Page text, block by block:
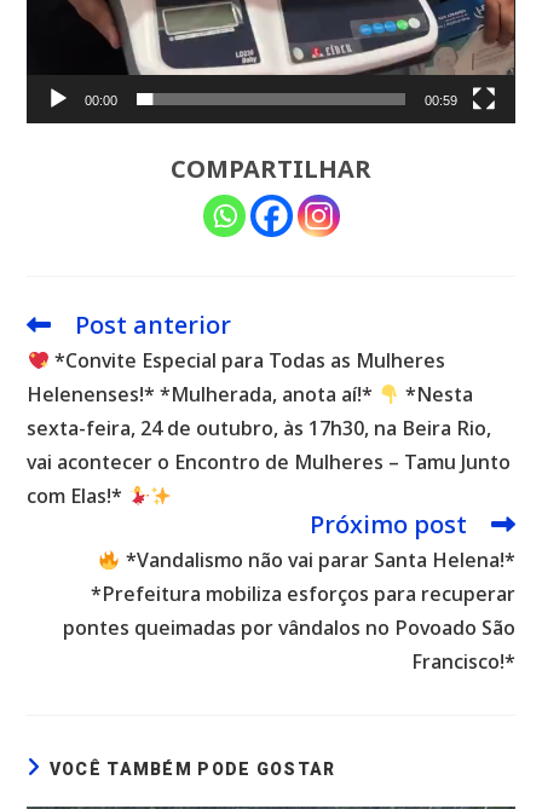
00:00 00:59
COMPARTILHAR
Leia
artigos
Post anterior
*Convite Especial para Todas as Mulheres
Helenenses!* *Mulherada, anota aí!*
*Nesta
sexta-feira, 24 de outubro, às 17h30, na Beira Rio,
vai acontecer o Encontro de Mulheres – Tamu Junto
com Elas!*
Próximo post
*Vandalismo não vai parar Santa Helena!*
*Prefeitura mobiliza esforços para recuperar
pontes queimadas por vândalos no Povoado São
Francisco!*
VOCÊ TAMBÉM PODE GOSTAR